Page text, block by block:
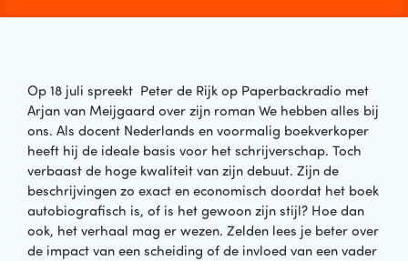
Op 18 juli spreekt Peter de Rijk op Paperbackradio met
Arjan van Meijgaard over zijn roman We hebben alles bij
ons. Als docent Nederlands en voormalig boekverkoper
heeft hij de ideale basis voor het schrijverschap. Toch
verbaast de hoge kwaliteit van zijn debuut. Zijn de
beschrijvingen zo exact en economisch doordat het boek
autobiografisch is, of is het gewoon zijn stijl? Hoe dan
ook, het verhaal mag er wezen. Zelden lees je beter over
de impact van een scheiding of de invloed van een vader